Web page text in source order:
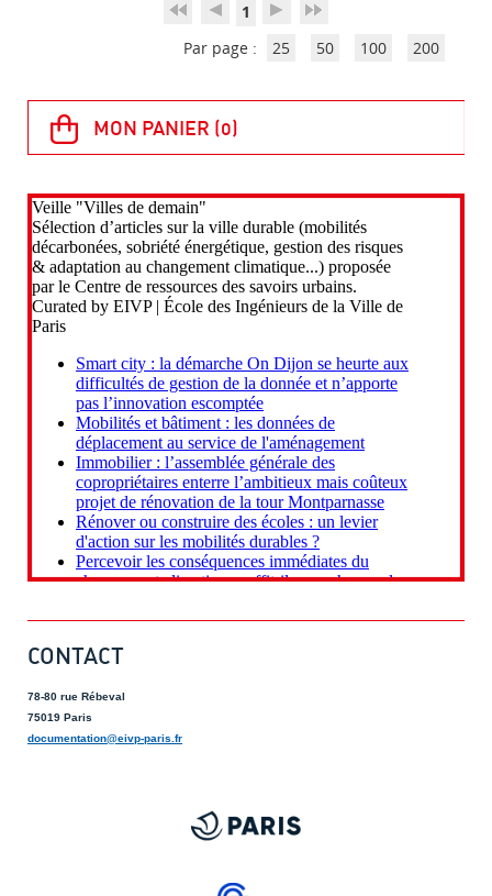
1
Par page :
25 50 100 200
CONTACT
78-80 rue Rébeval
75019 Paris
documentation@eivp-paris.fr